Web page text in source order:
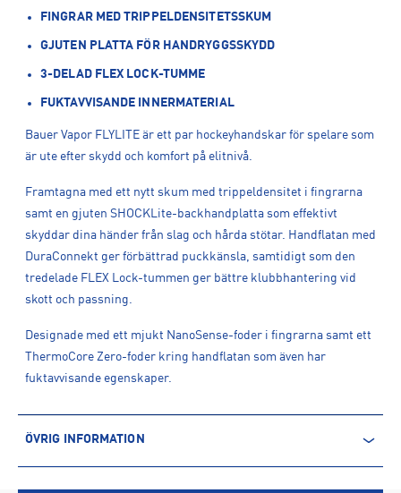
FINGRAR MED TRIPPELDENSITETSSKUM
GJUTEN PLATTA FÖR HANDRYGGSSKYDD
3-DELAD FLEX LOCK-TUMME
FUKTAVVISANDE INNERMATERIAL
Bauer Vapor FLYLITE är ett par hockeyhandskar för spelare som
är ute efter skydd och komfort på elitnivå.
Framtagna med ett nytt skum med trippeldensitet i fingrarna
samt en gjuten SHOCKLite-backhandplatta som effektivt
skyddar dina händer från slag och hårda stötar. Handflatan med
DuraConnekt ger förbättrad puckkänsla, samtidigt som den
tredelade FLEX Lock-tummen ger bättre klubbhantering vid
skott och passning.
Designade med ett mjukt NanoSense-foder i fingrarna samt ett
ThermoCore Zero-foder kring handflatan som även har
fuktavvisande egenskaper.
ÖVRIG INFORMATION